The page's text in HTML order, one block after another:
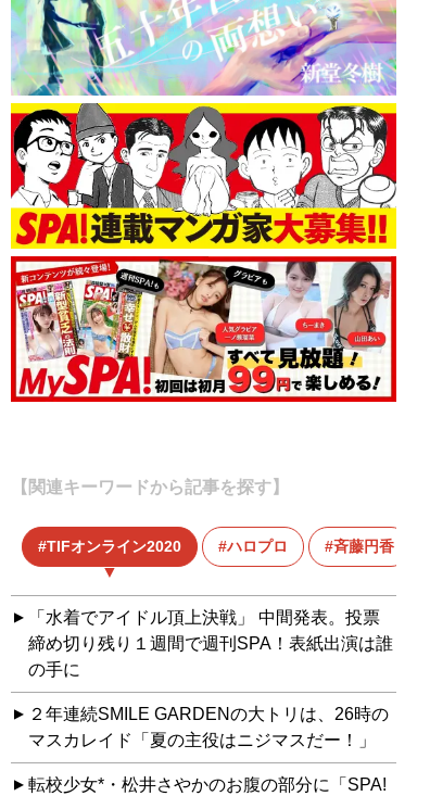
【関連キーワードから記事を探す】
TIFオンライン2020 ハロプロ 斉藤円香
「水着でアイドル頂上決戦」 中間発表。投票
締め切り残り１週間で週刊SPA！表紙出演は誰
の手に
２年連続SMILE GARDENの大トリは、26時の
マスカレイド「夏の主役はニジマスだー！」
転校少女*・松井さやかのお腹の部分に「SPA!